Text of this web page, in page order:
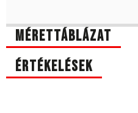
Mérettáblázat
Értékelések